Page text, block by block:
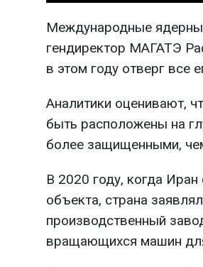
Международные
гендиректор МАГАТЭ
в этом году отверг все
Аналитики оценивают,
быть расположены на
более защищенными,
В 2020 году, когда
объекта, страна
производственный
вращающихся машин